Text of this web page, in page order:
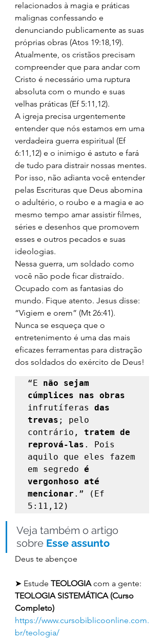
relacionados à magia e práticas
malignas confessando e
denunciando publicamente as suas
próprias obras (Atos 19:18,19).
Atualmente, os cristãos precisam
compreender que para andar com
Cristo é necessário uma ruptura
absoluta com o mundo e suas
velhas práticas (Ef 5:11,12).
A igreja precisa urgentemente
entender que nós estamos em uma
verdadeira guerra espiritual (Ef
6:11,12) e o inimigo é astuto e fará
de tudo para distrair nossas mentes.
Por isso, não adianta você entender
pelas Escrituras que Deus abomina
o adultério, o roubo e a magia e ao
mesmo tempo amar assistir filmes,
séries e desenhos que promovem
esses e outros pecados e suas
ideologias.
Nessa guerra, um soldado como
você não pode ficar distraído.
Ocupado com as fantasias do
mundo. Fique atento. Jesus disse:
“Vigiem e orem” (Mt 26:41).
Nunca se esqueça que o
entretenimento é uma das mais
eficazes ferramentas para distração
dos soldados do exército de Deus!
“E não sejam
cúmplices nas obras
infrutíferas das
trevas ; pelo
contrário, tratem de
reprová-las . Pois
aquilo que eles fazem
em segredo é
vergonhoso até
mencionar .” (Ef
5:11,12)
Veja também o artigo
sobre Esse assunto
Deus te abençoe
➤ Estude TEOLOGIA com a gente:
TEOLOGIA SISTEMÁTICA (Curso
Completo)
https://www.cursobiblicoonline.com.
br/teologia/